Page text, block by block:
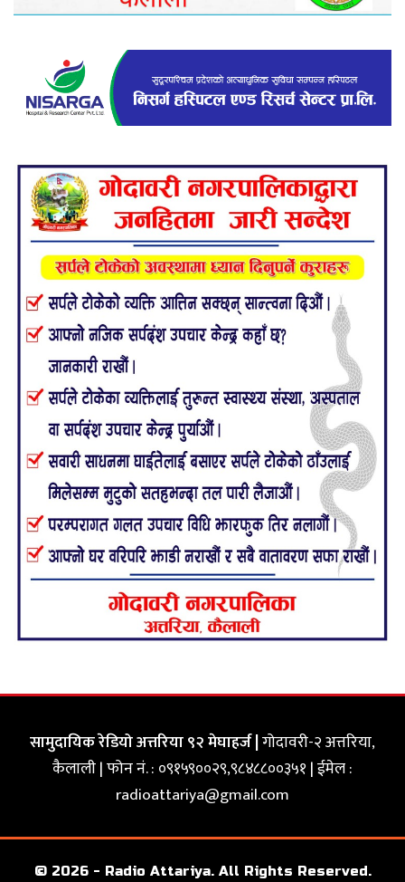
सामुदायिक रेडियो अत्तरिया ९२ मेघाहर्ज |गोदावरी-२ अत्तरिया,
कैलाली | फोन नं. : ०९१५९००२९,९८४८८००३५१ | ईमेल :
radioattariya@gmail.com
© 2026 - Radio Attariya. All Rights Reserved.